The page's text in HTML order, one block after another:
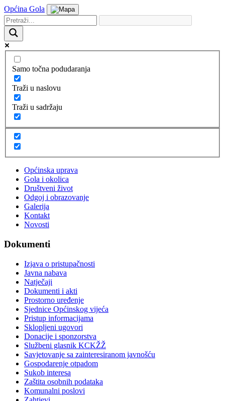
Općina Gola
Samo točna podudaranja
Traži u naslovu
Traži u sadržaju
Općinska uprava
Gola i okolica
Društveni život
Odgoj i obrazovanje
Galerija
Kontakt
Novosti
Dokumenti
Izjava o pristupačnosti
Javna nabava
Natječaji
Dokumenti i akti
Prostorno uređenje
Sjednice Općinskog vijeća
Pristup informacijama
Sklopljeni ugovori
Donacije i sponzorstva
Službeni glasnik KCKŽŽ
Savjetovanje sa zainteresiranom javnošću
Gospodarenje otpadom
Sukob interesa
Zaštita osobnih podataka
Komunalni poslovi